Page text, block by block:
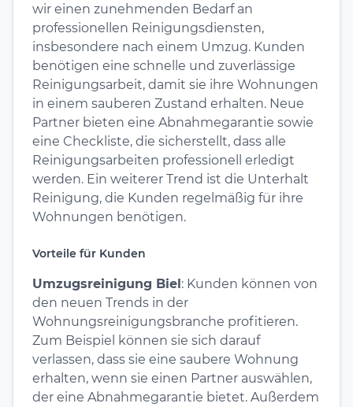
wir einen zunehmenden Bedarf an
professionellen Reinigungsdiensten,
insbesondere nach einem Umzug. Kunden
benötigen eine schnelle und zuverlässige
Reinigungsarbeit, damit sie ihre Wohnungen
in einem sauberen Zustand erhalten. Neue
Partner bieten eine Abnahmegarantie sowie
eine Checkliste, die sicherstellt, dass alle
Reinigungsarbeiten professionell erledigt
werden. Ein weiterer Trend ist die Unterhalt
Reinigung, die Kunden regelmäßig für ihre
Wohnungen benötigen.
Vorteile für Kunden
Umzugsreinigung Biel: Kunden können von
den neuen Trends in der
Wohnungsreinigungsbranche profitieren.
Zum Beispiel können sie sich darauf
verlassen, dass sie eine saubere Wohnung
erhalten, wenn sie einen Partner auswählen,
der eine Abnahmegarantie bietet. Außerdem